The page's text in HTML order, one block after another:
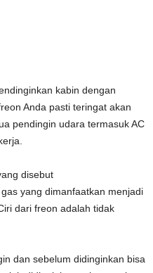
kabin dengan
Anda pasti teringat akan
pendingin udara termasuk AC
disebut
yang dimanfaatkan menjadi
dari freon adalah tidak
dan sebelum didinginkan bisa